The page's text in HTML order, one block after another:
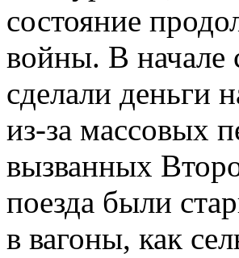
состояние
войны. В начале
сделали деньги
из-за массовых
вызванных
поезда были
в вагоны, как